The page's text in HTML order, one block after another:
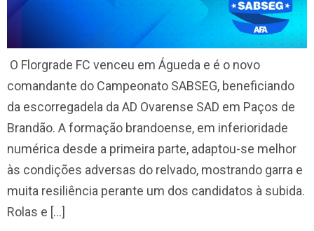
O Florgrade FC venceu em Águeda e é o novo
comandante do Campeonato SABSEG, beneficiando
da escorregadela da AD Ovarense SAD em Paços de
Brandão. A formação brandoense, em inferioridade
numérica desde a primeira parte, adaptou-se melhor
às condições adversas do relvado, mostrando garra e
muita resiliência perante um dos candidatos à subida.
Rolas e […]